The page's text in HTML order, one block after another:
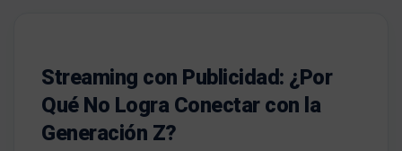
Streaming con Publicidad: ¿Por
Qué No Logra Conectar con la
Generación Z?